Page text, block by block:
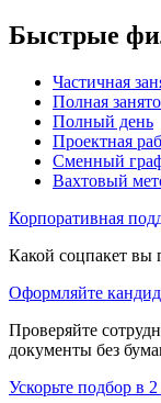
Быстрые
Частичная
Полная
Полный день
Проектная
Сменный
Вахтовый
Корпоративная
Какой соцпакет вы
Оформляйте
Проверяйте
документы без
Ускорьте подбор в